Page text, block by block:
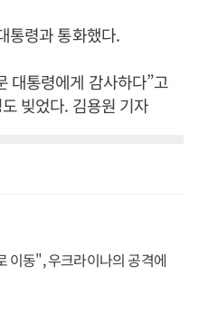
통령과 통화했다.
대통령에게 감사하다”고
빚었다. 김용원 기자
이동", 우크라이나의 공격에